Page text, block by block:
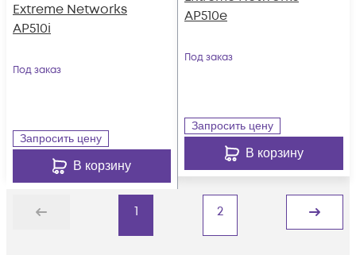
Extreme Networks
AP510i
Под заказ
Запросить цену
В корзину
AP510e
Под заказ
Запросить цену
В корзину
Назад
1 2
Дальше